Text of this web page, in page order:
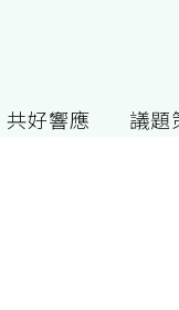
共好響應 議題